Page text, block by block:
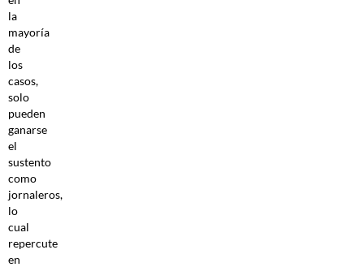
la
mayoría
de
los
casos,
solo
pueden
ganarse
el
sustento
como
jornaleros,
lo
cual
repercute
en